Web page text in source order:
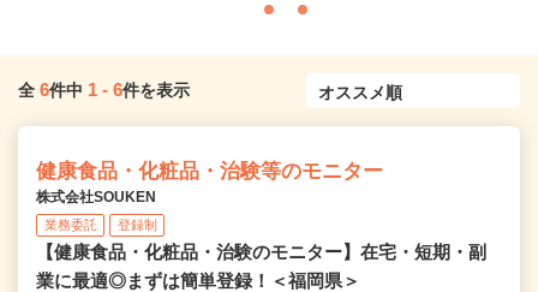
全 6件中 1 - 6件を表示
健康食品・化粧品・治験等のモニター
株式会社SOUKEN
業務委託 登録制
【健康食品・化粧品・治験のモニター】在宅・短期・副
業に最適◎まずは簡単登録！＜福岡県＞